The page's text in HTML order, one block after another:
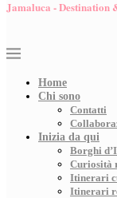
Jamaluca -
Home
Chi sono
Contatti
Inizia da qui
Borghi
Curiosità
Itinerari
Itinerari